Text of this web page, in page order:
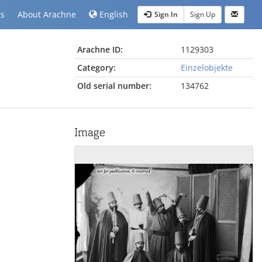
About Arachne English Sign In Sign Up
Arachne ID:
1129303
Category:
Einzelobjekte
Old serial number:
134762
Image